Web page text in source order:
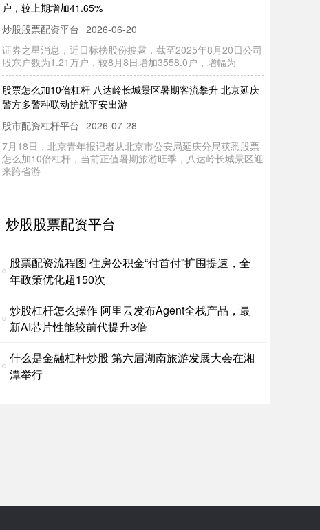
炒股股票配资平台 2026-06-20
证券之星消息，近日标榜股份披露，截至2025年8月20日公司
股东户数为1.21万户，较8月8日增加3558.0户，增幅为
股票怎么加10倍杠杆 八达岭长城景区暑期客流攀升 北京延庆
警方多警种联动护航平安出游
股市配资杠杆平台 2026-07-28
7月18日，北京青年报记者从北京市公安局延庆分局获悉股票
怎么加10倍杠杆，当前正值暑期旅游旺季，八达岭长城景区迎
来跨省游
股票配资安全的平台 2026-06-12
三局完
亚军
股票配资安全的平台 2026-06-12
可靠配资，中国球员孙颖莎/王曼昱3比0战胜韩国选手金娜英/
柳
炒股股票配资平台
股票配资流程图 住房公积金“付首付”扩围提速，全
年政策优化超150次
炒股杠杆怎么操作 阿里云发布Agent全栈产品，最
新AI芯片性能较前代提升3倍
什么是金融杠杆炒股 第六届湖南旅游发展大会在湘
潭举行